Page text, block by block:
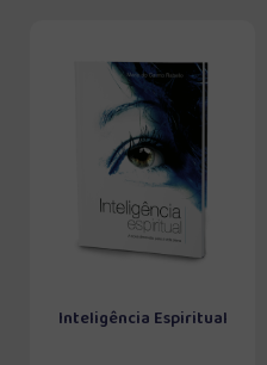
Inteligência Espiritual